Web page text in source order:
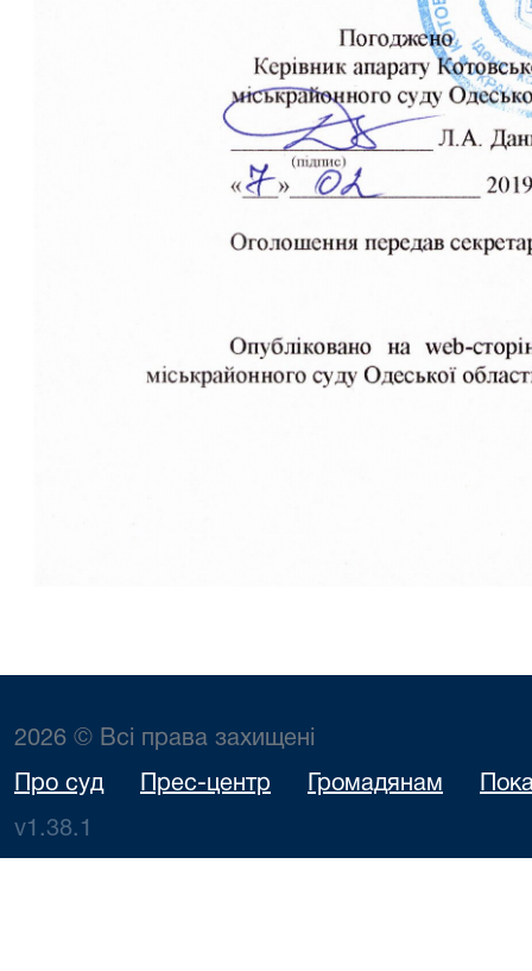
2026 © Всі права захищені
Про суд Прес-центр Громадянам
v1.38.1